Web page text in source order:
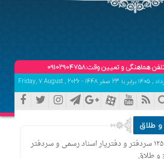
وقت:09102904758
طلاق
تعلیق ۱۲۵ سردفتر و دفتریار اسناد رسمی و سردفتر
و طلاق